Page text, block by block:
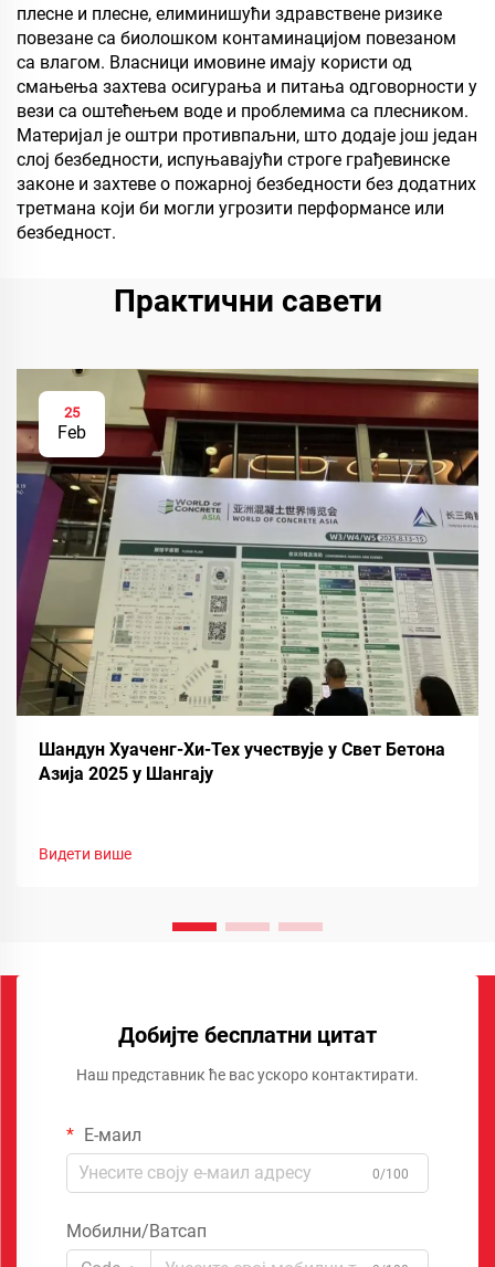
плесне и плесне, елиминишући здравствене ризике
повезане са биолошком контаминацијом повезаном
са влагом. Власници имовине имају користи од
смањења захтева осигурања и питања одговорности у
вези са оштећењем воде и проблемима са плесником.
Материјал је оштри противпаљни, што додаје још један
слој безбедности, испуњавајући строге грађевинске
законе и захтеве о пожарној безбедности без додатних
третмана који би могли угрозити перформансе или
безбедност.
Практични савети
25
Feb
Шандун Хуаченг-Хи-Тех учествује у Свет Бетона
Азија 2025 у Шангају
Видети више
Добијте бесплатни цитат
Наш представник ће вас ускоро контактирати.
Е-маил
0/100
Мобилни/Ватсап